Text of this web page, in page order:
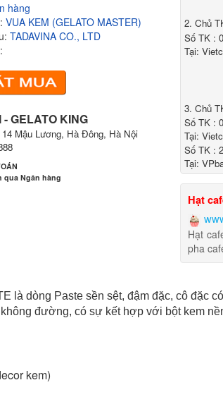
hàng
VUA KEM (GELATO MASTER)
TADAVINA CO., LTD
GELATO KING
Mậu Lương, Hà Đông, Hà Nội
qua Ngân hàng
CÔNG TY TNHH MENMOT
069 1000 811 888
thương Việt Nam
2. Chủ
Số TK :
Tại:
3. Chủ
Số TK :
Tại:
Số TK :
Tại:
Hạt
Hạt
pha
là dòng Paste sền sệt, đậm đặc, cô đặc
đường, có sự kết hợp với bột kem
kem)